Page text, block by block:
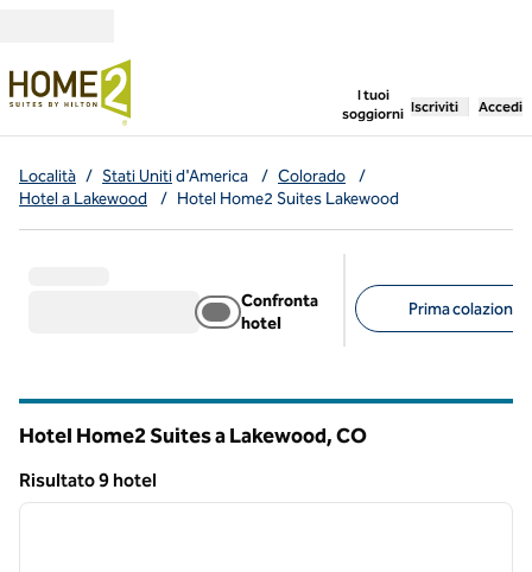
I tuoi
soggiorni
, apre una
Iscriviti Accedi
Località / Stati Unitid'America / Colorado
/
Hotel a Lakewood
/ Hotel Home2 Suites Lakewood
Confronta
hotel
Prima colazione
Hotel Home2 Suites a Lakewood,CO
Risultato 9 hotel
Risultato 9 hotel
1 di 12